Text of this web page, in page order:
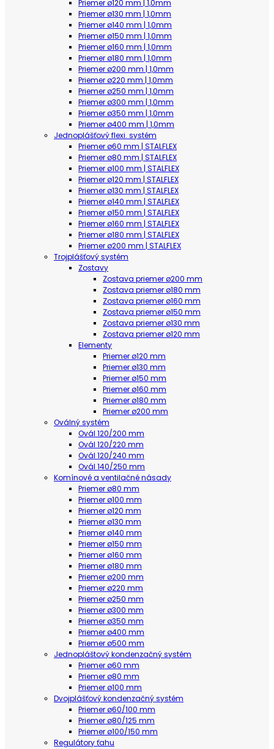
Priemer ø120 mm | 1,0mm
Priemer ø130 mm | 1,0mm
Priemer ø140 mm | 1,0mm
Priemer ø150 mm | 1,0mm
Priemer ø160 mm | 1,0mm
Priemer ø180 mm | 1,0mm
Priemer ø200 mm | 1,0mm
Priemer ø220 mm | 1,0mm
Priemer ø250 mm | 1,0mm
Priemer ø300 mm | 1,0mm
Priemer ø350 mm | 1,0mm
Priemer ø400 mm | 1,0mm
Jednoplášťový flexi. systém
Priemer ø60 mm | STALFLEX
Priemer ø80 mm | STALFLEX
Priemer ø100 mm | STALFLEX
Priemer ø120 mm | STALFLEX
Priemer ø130 mm | STALFLEX
Priemer ø140 mm | STALFLEX
Priemer ø150 mm | STALFLEX
Priemer ø160 mm | STALFLEX
Priemer ø180 mm | STALFLEX
Priemer ø200 mm | STALFLEX
Trojplášťový systém
Zostavy
Zostava priemer ø200 mm
Zostava priemer ø180 mm
Zostava priemer ø160 mm
Zostava priemer ø150 mm
Zostava priemer ø130 mm
Zostava priemer ø120 mm
Elementy
Priemer ø120 mm
Priemer ø130 mm
Priemer ø150 mm
Priemer ø160 mm
Priemer ø180 mm
Priemer ø200 mm
Oválný systém
Ovál 120/200 mm
Ovál 120/220 mm
Ovál 120/240 mm
Ovál 140/250 mm
Komínové a ventilačné násady
Priemer ø80 mm
Priemer ø100 mm
Priemer ø120 mm
Priemer ø130 mm
Priemer ø140 mm
Priemer ø150 mm
Priemer ø160 mm
Priemer ø180 mm
Priemer ø200 mm
Priemer ø220 mm
Priemer ø250 mm
Priemer ø300 mm
Priemer ø350 mm
Priemer ø400 mm
Priemer ø500 mm
Jednopláštový kondenzačný systém
Priemer ø60 mm
Priemer ø80 mm
Priemer ø100 mm
Dvojplášťový kondenzačný systém
Priemer ø60/100 mm
Priemer ø80/125 mm
Priemer ø100/150 mm
Regulátory ťahu